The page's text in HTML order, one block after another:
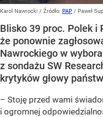
Karol Nawrocki / Źródło: PAP / Paweł
Blisko 39 proc. Polek i
że ponownie
Nawrockiego w
z sondażu SW
krytyków głowy
– Stoję przed wami
i ogromnej